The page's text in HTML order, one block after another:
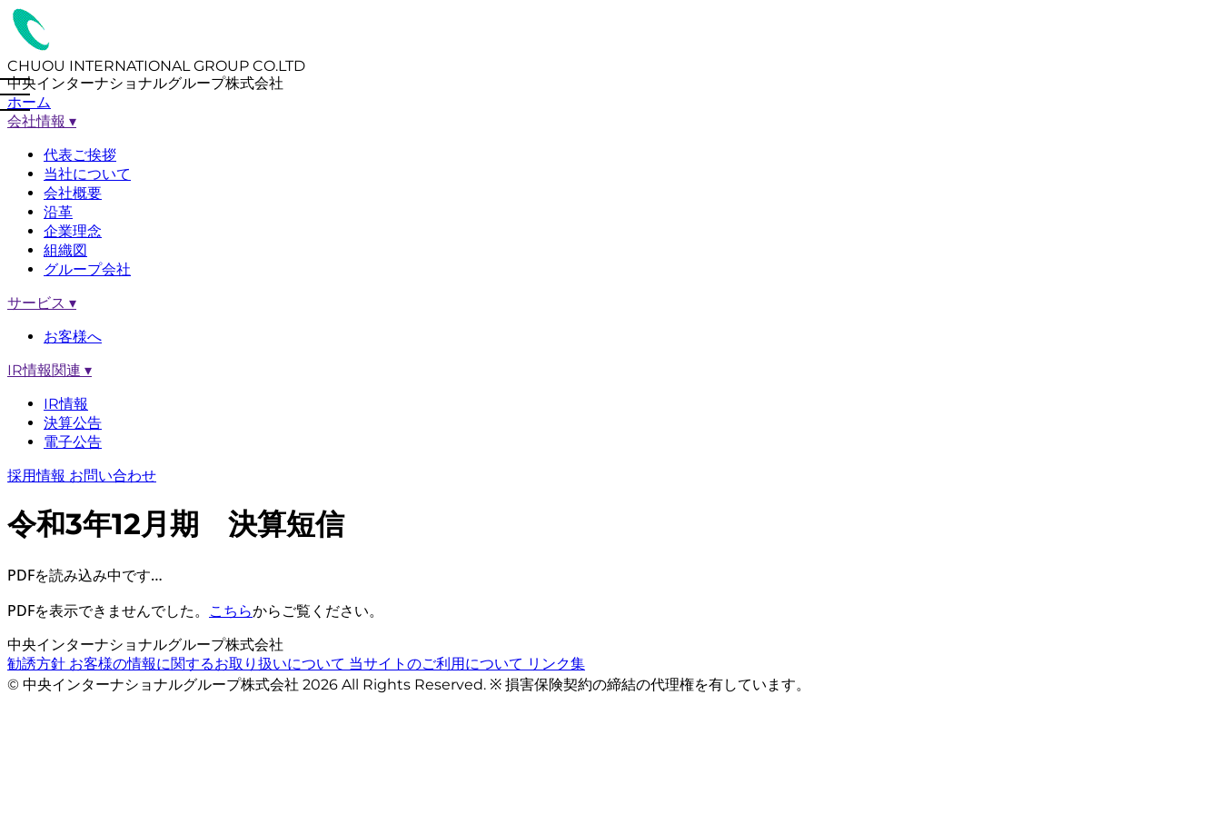
CHUOU INTERNATIONAL GROUP CO.LTD
中央インターナショナルグループ株式会社
ホーム
会社情報 ▾
代表ご挨拶
当社について
会社概要
沿革
企業理念
組織図
グループ会社
サービス ▾
お客様へ
IR情報関連 ▾
IR情報
決算公告
電子公告
採用情報 お問い合わせ
令和3年12月期 決算短信
PDFを読み込み中です…
PDFを表示できませんでした。 こちらからご覧ください。
中央インターナショナルグループ株式会社
勧誘方針 お客様の情報に関するお取り扱いについて 当サイトのご利用について リンク集
© 中央インターナショナルグループ株式会社 2026 All Rights Reserved. ※ 損害保険契約の締結の代理権を有しています。